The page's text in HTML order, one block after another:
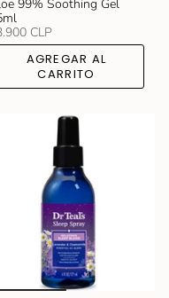
99% Soothing Gel
CLP
AGREGAR AL
CARRITO